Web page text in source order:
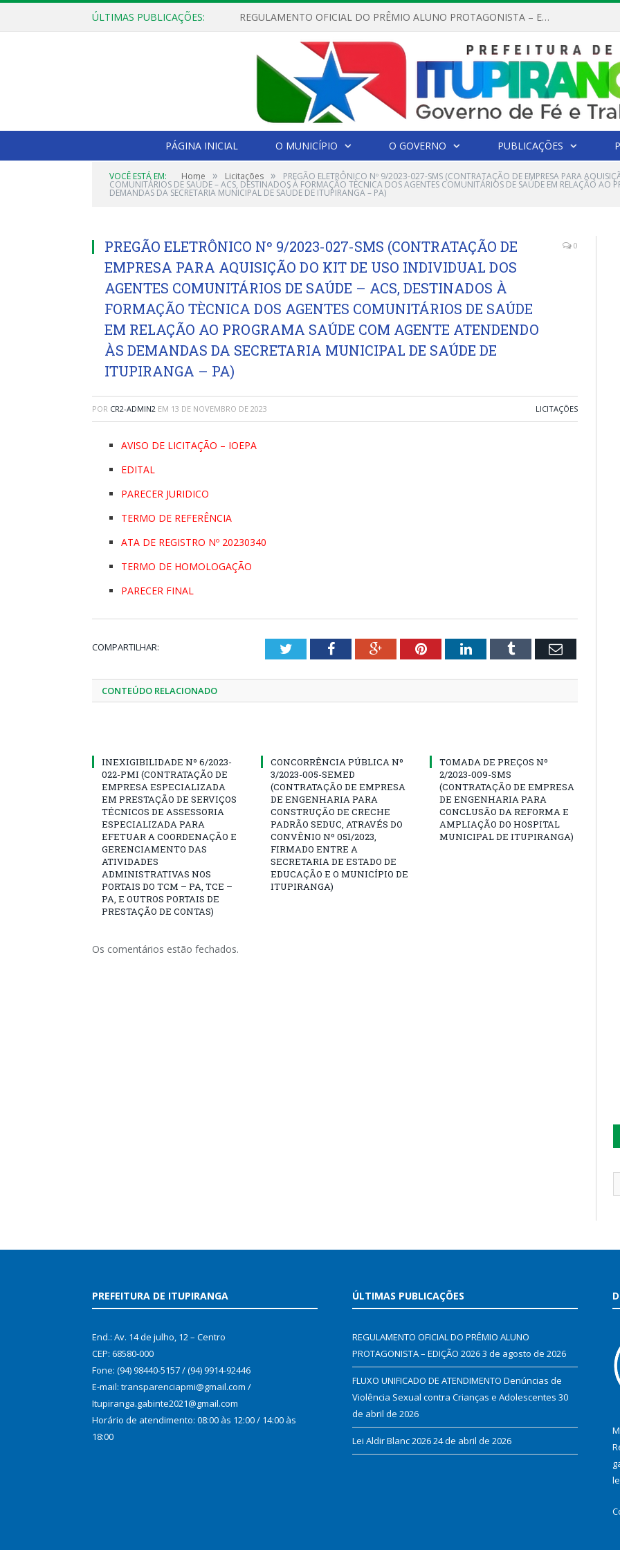
ÚLTIMAS PUBLICAÇÕES: REGULAMENTO OFICIAL DO PRÊMIO ALUNO PROTAGONISTA – EDIÇÃO 2026
PÁGINA INICIAL O MUNICÍPIO O GOVERNO PUBLICAÇÕES
VOCÊ ESTÁ EM: Home » Licitações » PREGÃO ELETRÔNICO Nº 9/2023-027-SMS (CONTRATAÇÃO DE EMPRESA PARA
COMUNITÁRIOS DE SAÚDE – ACS, DESTINADOS À FORMAÇÃO TÈCNICA DOS AGENTES COMUNITÁRIOS DE SAÚDE EM RELAÇÃO AO
DEMANDAS DA SECRETARIA MUNICIPAL DE SAÚDE DE ITUPIRANGA – PA)
PREGÃO ELETRÔNICO Nº 9/2023-027-SMS (CONTRATAÇÃO DE
EMPRESA PARA AQUISIÇÃO DO KIT DE USO INDIVIDUAL DOS
AGENTES COMUNITÁRIOS DE SAÚDE – ACS, DESTINADOS À
FORMAÇÃO TÈCNICA DOS AGENTES COMUNITÁRIOS DE SAÚDE
EM RELAÇÃO AO PROGRAMA SAÚDE COM AGENTE ATENDENDO
ÀS DEMANDAS DA SECRETARIA MUNICIPAL DE SAÚDE DE
ITUPIRANGA – PA)
0
POR CR2-ADMIN2 EM 13 DE NOVEMBRO DE 2023 LICITAÇÕES
AVISO DE LICITAÇÃO – IOEPA
EDITAL
PARECER JURIDICO
TERMO DE REFERÊNCIA
ATA DE REGISTRO Nº 20230340
TERMO DE HOMOLOGAÇÃO
PARECER FINAL
COMPARTILHAR: TwitterFacebookGoogle+PinterestLinkedInTumblr Email
CONTEÚDO RELACIONADO
INEXIGIBILIDADE Nº 6/2023-
022-PMI (CONTRATAÇÃO DE
EMPRESA ESPECIALIZADA
EM PRESTAÇÃO DE SERVIÇOS
TÉCNICOS DE ASSESSORIA
ESPECIALIZADA PARA
EFETUAR A COORDENAÇÃO E
GERENCIAMENTO DAS
ATIVIDADES
ADMINISTRATIVAS NOS
PORTAIS DO TCM – PA, TCE –
PA, E OUTROS PORTAIS DE
PRESTAÇÃO DE CONTAS)
CONCORRÊNCIA PÚBLICA Nº
3/2023-005-SEMED
(CONTRATAÇÃO DE EMPRESA
DE ENGENHARIA PARA
CONSTRUÇÃO DE CRECHE
PADRÃO SEDUC, ATRAVÉS DO
CONVÊNIO Nº 051/2023,
FIRMADO ENTRE A
SECRETARIA DE ESTADO DE
EDUCAÇÃO E O MUNICÍPIO DE
ITUPIRANGA)
TOMADA DE PREÇOS Nº
2/2023-009-SMS
(CONTRATAÇÃO DE EMPRESA
DE ENGENHARIA PARA
CONCLUSÃO DA REFORMA E
AMPLIAÇÃO DO HOSPITAL
MUNICIPAL DE ITUPIRANGA)
Os comentários estão fechados.
PREFEITURA DE ITUPIRANGA
End.: Av. 14 de julho, 12 – Centro
CEP: 68580-000
Fone: (94) 98440-5157 / (94) 9914-92446
E-mail: transparenciapmi@gmail.com /
Itupiranga.gabinte2021@gmail.com
Horário de atendimento: 08:00 às 12:00 / 14:00 às
18:00
ÚLTIMAS PUBLICAÇÕES
REGULAMENTO OFICIAL DO PRÊMIO ALUNO
PROTAGONISTA – EDIÇÃO 20263 de agosto de 2026
FLUXO UNIFICADO DE ATENDIMENTO Denúncias de
Violência Sexual contra Crianças e Adolescentes 30
de abril de 2026
Lei Aldir Blanc 202624 de abril de 2026